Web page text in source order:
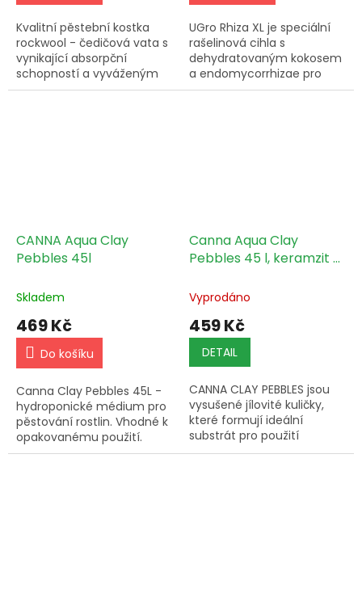
Kvalitní pěstební kostka
rockwool - čedičová vata s
vynikající absorpční
schopností a vyváženým
poměrem vody a vzduchu.
UGro Rhiza XL je speciální
rašelinová cihla s
dehydratovaným kokosem
a endomycorrhizae pro
rychlejší růst rostlin.
CANNA Aqua Clay
Pebbles 45l
Skladem
469 Kč
Do košíku
Canna Clay Pebbles 45L -
hydroponické médium pro
pěstování rostlin. Vhodné k
opakovanému použití.
Expedice na Vaší adresu.
Canna Aqua Clay
Pebbles 45 l, keramzit -
Vyprodáno
459 Kč
DETAIL
CANNA CLAY PEBBLES jsou
vysušené jílovité kuličky,
které formují ideální
substrát pro použití
zkušenými pěstiteli.